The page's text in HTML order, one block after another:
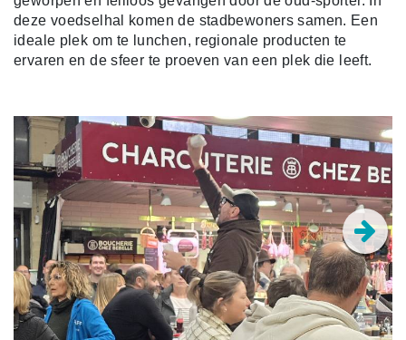
deze voedselhal komen de stadbewoners samen. Een
ideale plek om te lunchen, regionale producten te
ervaren en de sfeer te proeven van een plek die leeft.